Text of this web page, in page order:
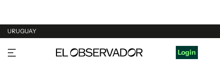
URUGUAY
URUGUAY Login